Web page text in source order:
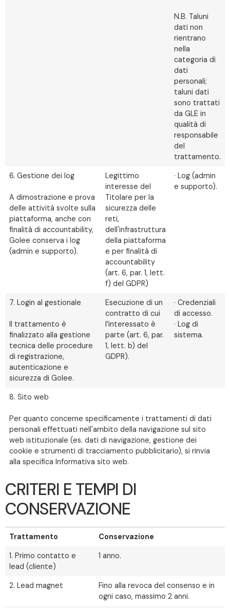
N.B. Taluni
dati non
rientrano
nella
categoria di
dati
personali;
taluni dati
sono trattati
da GLE in
qualità di
responsabile
del
trattamento.
6. Gestione dei log
A dimostrazione e prova
delle attività svolte sulla
piattaforma, anche con
finalità di accountability,
Golee conserva i log
(admin e supporto).
Legittimo
interesse del
Titolare per la
sicurezza delle
reti,
dell'infrastruttura
della piattaforma
e per finalità di
accountability
(art. 6, par. 1, lett.
f) del GDPR)
· Log (admin
e supporto).
7. Login al gestionale
Il trattamento è
finalizzato alla gestione
tecnica delle procedure
di registrazione,
autenticazione e
sicurezza di Golee.
Esecuzione di un
contratto di cui
l’interessato è
parte (art. 6, par.
1, lett. b) del
GDPR).
· Credenziali
di accesso.
· Log di
sistema.
8. Sito web
Per quanto concerne specificamente i trattamenti di dati
personali effettuati nell'ambito della navigazione sul sito
web istituzionale (es. dati di navigazione, gestione dei
cookie e strumenti di tracciamento pubblicitario), si rinvia
alla specifica Informativa sito web.
CRITERI E TEMPI DI
CONSERVAZIONE
Trattamento Conservazione
1. Primo contatto e
lead (cliente)
1 anno.
2. Lead magnet
Fino alla revoca del consenso e in
ogni caso, massimo 2 anni.